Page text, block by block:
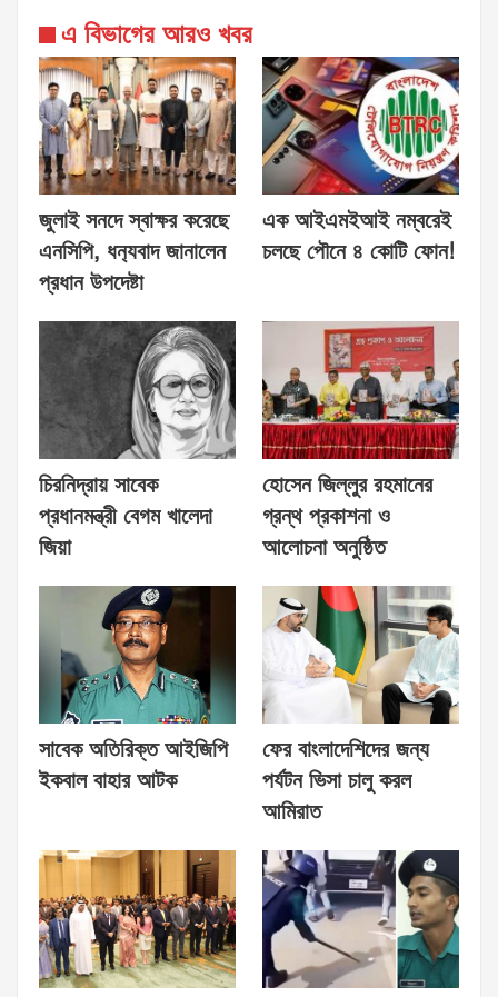
এ বিভাগের আরও খবর
জুলাই সনদে স্বাক্ষর করেছে
এনসিপি, ধন‍্যবাদ জানালেন
প্রধান উপদেষ্টা
এক আইএমইআই নম্বরেই
চলছে পৌনে ৪ কোটি ফোন!
চিরনিদ্রায় সাবেক
প্রধানমন্ত্রী বেগম খালেদা
জিয়া
হোসেন জিল্লুর রহমানের
গ্রন্থ প্রকাশনা ও
আলোচনা অনুষ্ঠিত
সাবেক অতিরিক্ত আইজিপি
ইকবাল বাহার আটক
ফের বাংলাদেশিদের জন্য
পর্যটন ভিসা চালু করল
আমিরাত